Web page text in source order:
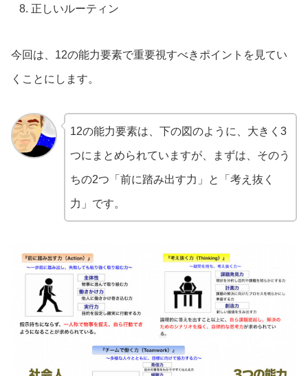
正しいルーティン
今回は、12の能力要素で重要視すべきポイントを見てい
くことにします。
12の能力要素は、下の図のように、大きく3
つにまとめられていますが、まずは、そのう
ちの2つ「前に踏み出す力」と「考え抜く
力」です。